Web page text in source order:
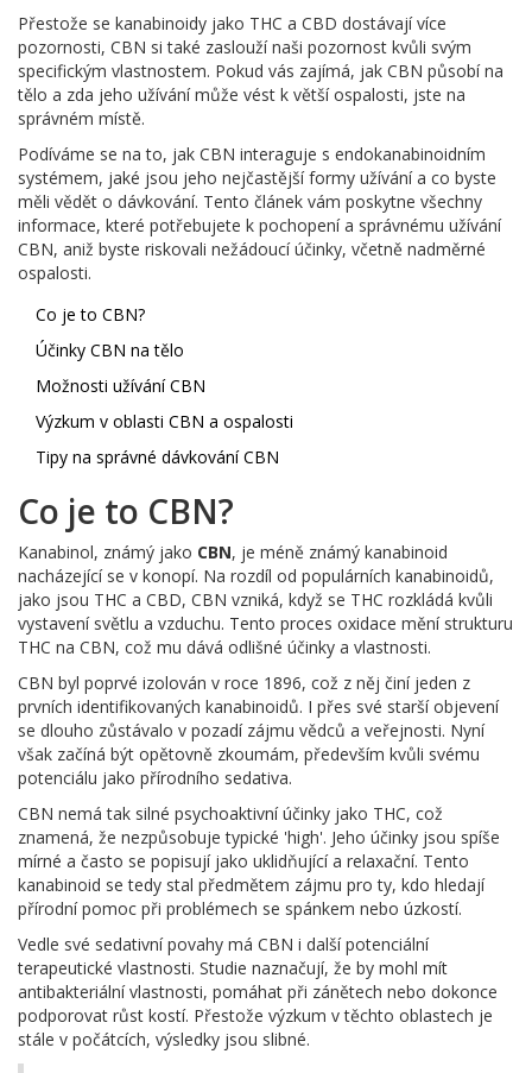
Přestože se kanabinoidy jako THC a CBD dostávají více
pozornosti, CBN si také zaslouží naši pozornost kvůli svým
specifickým vlastnostem. Pokud vás zajímá, jak CBN působí na
tělo a zda jeho užívání může vést k větší ospalosti, jste na
správném místě.
Podíváme se na to, jak CBN interaguje s endokanabinoidním
systémem, jaké jsou jeho nejčastější formy užívání a co byste
měli vědět o dávkování. Tento článek vám poskytne všechny
informace, které potřebujete k pochopení a správnému užívání
CBN, aniž byste riskovali nežádoucí účinky, včetně nadměrné
ospalosti.
Co je to CBN?
Účinky CBN na tělo
Možnosti užívání CBN
Výzkum v oblasti CBN a ospalosti
Tipy na správné dávkování CBN
Co je to CBN?
Kanabinol, známý jako CBN, je méně známý kanabinoid
nacházející se v konopí. Na rozdíl od populárních kanabinoidů,
jako jsou THC a CBD, CBN vzniká, když se THC rozkládá kvůli
vystavení světlu a vzduchu. Tento proces oxidace mění strukturu
THC na CBN, což mu dává odlišné účinky a vlastnosti.
CBN byl poprvé izolován v roce 1896, což z něj činí jeden z
prvních identifikovaných kanabinoidů. I přes své starší objevení
se dlouho zůstávalo v pozadí zájmu vědců a veřejnosti. Nyní
však začíná být opětovně zkoumám, především kvůli svému
potenciálu jako přírodního sedativa.
CBN nemá tak silné psychoaktivní účinky jako THC, což
znamená, že nezpůsobuje typické 'high'. Jeho účinky jsou spíše
mírné a často se popisují jako uklidňující a relaxační. Tento
kanabinoid se tedy stal předmětem zájmu pro ty, kdo hledají
přírodní pomoc při problémech se spánkem nebo úzkostí.
Vedle své sedativní povahy má CBN i další potenciální
terapeutické vlastnosti. Studie naznačují, že by mohl mít
antibakteriální vlastnosti, pomáhat při zánětech nebo dokonce
podporovat růst kostí. Přestože výzkum v těchto oblastech je
stále v počátcích, výsledky jsou slibné.